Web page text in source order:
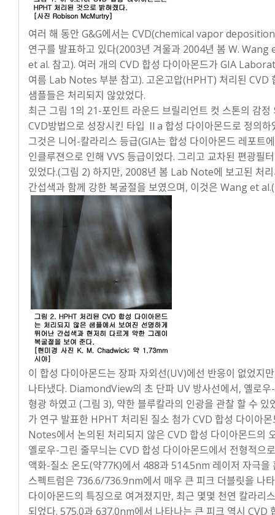
여러 해 동안 G&G에서는 CVD(chemical vapor
연구를 발표하고 있다(2003년 겨울과 2004년 봄 W.
et al. 참고). 여러 개의 CVD 합성 다이아몬드가 GIA
여름 Lab Notes 부분 참고). 고온고압(HPHT) 처리된 CVD
샘플들은 처리되지 않았었다.
최근 그림 1의 21-포인트 라운드 브릴리언트 컷 스톤의 감
CVD방법으로 성장시킨 타입 Ⅱa 합성 다이아몬드로 정의하
그것은 니어-칼라리스 등급(GIA는 합성 다이아몬드 레포트
인클루젼으로 인해 VVS 등급이었다. 그리고 교차된 편광필
있었다.(그림 2) 하지만, 2008년 봄 Lab Note에 보고된 처
간섭색과 함께 강한 복굴절을 보였으며, 이것은 Wang et
이 합성 다이아몬드는 장파 자외선(UV)에선 반응이 없었지
나타냈다. DiamondView의 초 단파 UV 방사선에서, 옐로
형광 하였고 (그림 3), 약한 블루칼라의 인광을 관찰 할 수
가 연구 발표한 HPHT 처리된 질소 첨가 CVD 합성 다이아
Notes에서 논의된 처리되지 않은 CVD 합성 다이아몬드의
옐로우-그린 줄무늬는 CVD 합성 다이아몬드에서 전형적으
액화-질소 온도(약77K)에서 488과 514.5nm 레이저 자극
스펙트럼은 736.6/736.9nm에서 매우 큰 피크 더블릿을 나
다이아몬드의 특징으로 여겨졌지만, 최근 몇몇 천연 칼라리
되었다. 575.0과 637.0nm에서 나타나는 큰 피크 역시